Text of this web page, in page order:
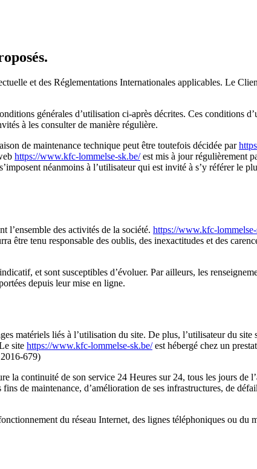
et des Réglementations Internationales applicables. Le
générales d’utilisation ci-après décrites. Ces conditions
à les consulter de manière régulière.
de maintenance technique peut être toutefois décidée par
https://www.kfc-lommelse-sk.be/est mis à jour régulièrement
néanmoins à l’utilisateur qui est invité à s’y référer le
des activités de la société. https://www.kfc-
être tenu responsable des oublis, des inexactitudes et des
et sont susceptibles d’évoluer. Par ailleurs, les
depuis leur mise en ligne.
matériels liés à l’utilisation du site. De plus, l’utilisateur du site
site https://www.kfc-lommelse-sk.be/est hébergé chez un
679)
la continuité de son service 24 Heures sur 24, tous les jours de
de maintenance, d’amélioration de ses infrastructures, de
du réseau Internet, des lignes téléphoniques ou du